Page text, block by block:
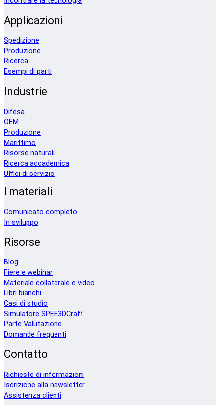
Applicazioni
Spedizione
Produzione
Ricerca
Esempi di parti
Industrie
Difesa
OEM
Produzione
Marittimo
Risorse naturali
Ricerca accademica
Uffici di servizio
I materiali
Comunicato completo
In sviluppo
Risorse
Blog
Fiere e webinar
Materiale collaterale e video
Libri bianchi
Casi di studio
Simulatore SPEE3DCraft
Parte Valutazione
Domande frequenti
Contatto
Richieste di informazioni
Iscrizione alla newsletter
Assistenza clienti